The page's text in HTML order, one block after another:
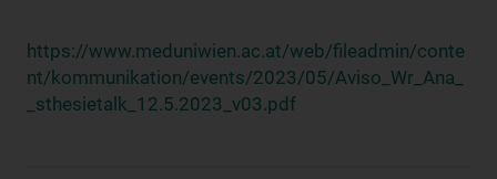
https://www.meduniwien.ac.at/web/fileadmin/conte
nt/kommunikation/events/2023/05/Aviso_Wr_Ana_
_sthesietalk_12.5.2023_v03.pdf